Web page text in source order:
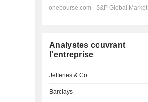
Analystes couvrant
l'entreprise
Jefferies & Co.
Barclays